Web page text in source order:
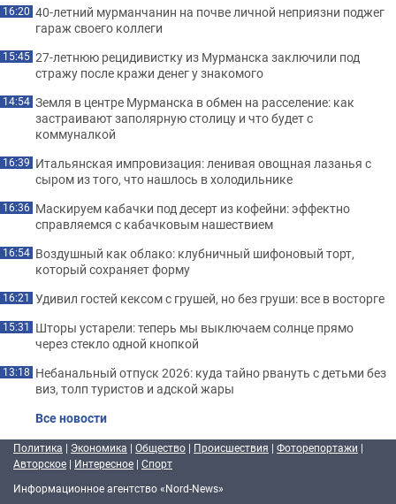
16:20 40-летний мурманчанин на почве личной неприязни поджег
гараж своего коллеги
15:45 27-летнюю рецидивистку из Мурманска заключили под
стражу после кражи денег у знакомого
14:54 Земля в центре Мурманска в обмен на расселение: как
застраивают заполярную столицу и что будет с
коммуналкой
16:39 Итальянская импровизация: ленивая овощная лазанья с
сыром из того, что нашлось в холодильнике
16:36 Маскируем кабачки под десерт из кофейни: эффектно
справляемся с кабачковым нашествием
16:54 Воздушный как облако: клубничный шифоновый торт,
который сохраняет форму
16:21 Удивил гостей кексом с грушей, но без груши: все в восторге
15:31 Шторы устарели: теперь мы выключаем солнце прямо
через стекло одной кнопкой
13:18 Небанальный отпуск 2026: куда тайно рвануть с детьми без
виз, толп туристов и адской жары
Все новости
Политика | Экономика | Общество | Происшествия | Фоторепортажи |
Авторское | Интересное | Спорт
Информационное агентство «Nord-News»